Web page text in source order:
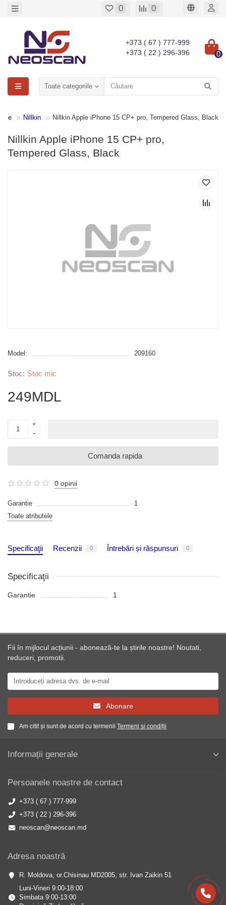
0 0
+373 ( 67 ) 777-999
+373 ( 22 ) 296-396
0
Toate categoriile
Nillkin Nillkin Apple iPhone 15 CP+ pro, Tempered Glass, Black
Nillkin Apple iPhone 15 CP+ pro,
Tempered Glass, Black
Model: 209160
Stoc mic
249MDL
Comanda rapida
0 opinii
Garantie
1
Toate atributele
Specificaţii Recenzii 0 Întrebări și răspunsuri 0
Specificaţii
Garantie 1
Fii în mijlocul acțiunii - abonează-te la știrile noastre! Noutati,
reduceri, promotii.
Abonare
Am citit și sunt de acord cu termenii Termeni si condiții
Informații generale
Persoanele noastre de contact
+373 ( 67 ) 777-999
+373 ( 22 ) 296-396
neoscan@neoscan.md
Adresa noastră
R. Moldova, or.Chisinau MD2005, str. Ivan Zaikin 51
Luni-Vineri 9:00-18:00
Simbata 9:00-13:00